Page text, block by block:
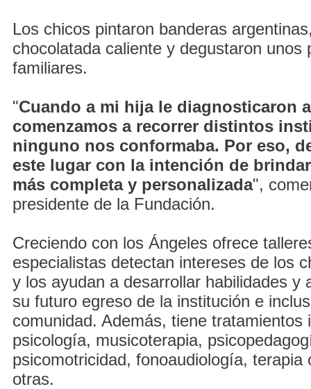
Los chicos pintaron banderas
chocolatada caliente y degustaron unos
familiares.
"Cuando a mi hija le diagnosticaron
comenzamos a recorrer distintos
ninguno nos conformaba. Por eso,
este lugar con la intención de
más completa y personalizada",
presidente de la Fundación.
Creciendo con los Ángeles ofrece
especialistas detectan intereses de los
y los ayudan a desarrollar habilidades y
su futuro egreso de la institución e
comunidad. Además, tiene tratamientos
psicología, musicoterapia,
psicomotricidad, fonoaudiología, terapia
otras.